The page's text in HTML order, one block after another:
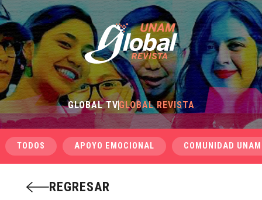
GLOBAL TVGLOBAL REVISTA
TODOS APOYO EMOCIONAL COMUNIDAD UNAM
REGRESAR